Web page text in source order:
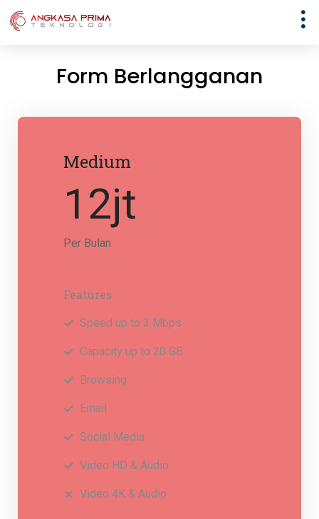
Form Berlangganan
Medium
12jt
Per Bulan
Features
Speed up to 3 Mbps
Capacity up to 20 GB
Browsing
Email
Social Media
Video HD & Audio
Video 4K & Audio